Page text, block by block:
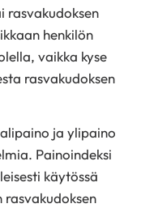
rasvakudoksen
henkilön
vaikka kyse
rasvakudoksen
ja ylipaino
Painoindeksi
käytössä